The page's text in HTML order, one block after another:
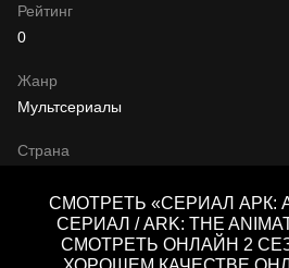
Жанр
Мультсериалы
Страна
Рейтинг
0
СМОТРЕТЬ «СЕРИАЛ
СЕРИАЛ / ARK: THE
СМОТРЕТЬ ОНЛАЙН 2